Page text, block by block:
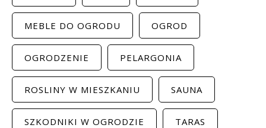
MEBLE DO OGRODU OGROD
OGRODZENIE PELARGONIA
ROSLINY W MIESZKANIU SAUNA
SZKODNIKI W OGRODZIE TARAS